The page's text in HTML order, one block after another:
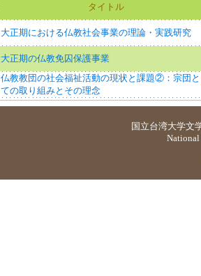
タイトル
大正期における仏教社会事業の理論・実践研究
大正期の仏教免囚保護事業
仏教教団の社会福祉活動の現状と課題②：宗団と
ての取り組みとその理念
国立台湾大学文
National